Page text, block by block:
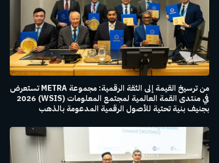
من ترسيخ القيمة إلى الثقة الرقمية: مجموعة METRA تستعرض
في منتدى القمة العالمية لمجتمع المعلومات (WSIS) 2026
بجنيف بنية تحتية للأصول الرقمية المدعومة بالذهب